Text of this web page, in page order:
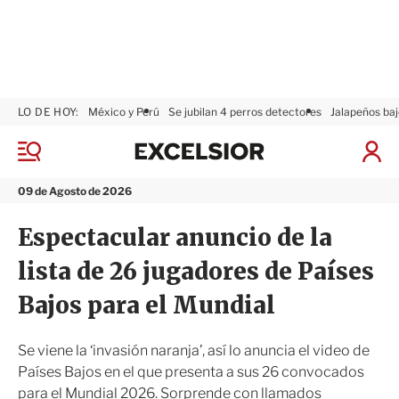
M
n
09 de Agosto de 2026
LO DE HOY: México y Perú Se jubilan 4 perros detectores Jalapeños
I
S
x
i
o
r
Espectacular anuncio de la
lista de 26 jugadores de Países
Bajos para el Mundial
Se viene la ‘invasión naranja’, así lo anuncia el video de
Países Bajos en el que presenta a sus 26 convocados
para el Mundial 2026. Sorprende con llamados